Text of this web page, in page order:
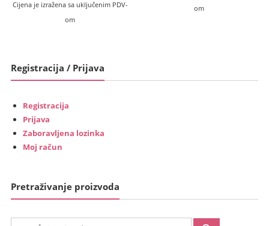
Cijena je izražena sa uključenim PDV-
om
om
Registracija / Prijava
Registracija
Prijava
Zaboravljena lozinka
Moj račun
Pretraživanje proizvoda